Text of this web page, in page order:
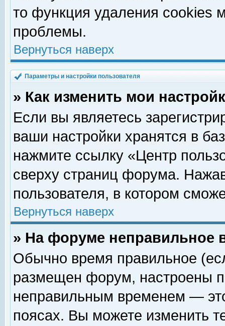
то функция удаления cookies
проблемы.
Вернуться наверх
Параметры и настройки пользователя
» Как изменить мои
Если вы являетесь
ваши настройки хранятся в
нажмите ссылку «Центр
сверху страниц форума.
пользователя, в котором
Вернуться наверх
» На форуме неправильное
Обычно время правильное
размещен форум, настроены
неправильным временем —
поясах. Вы можете изменить